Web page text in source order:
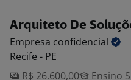
Arquiteto De
Empresa confidencial
Recife - PE
R$ 26.600,00
Ensino